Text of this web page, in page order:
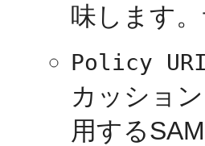
味します
Policy
カッショ
用する